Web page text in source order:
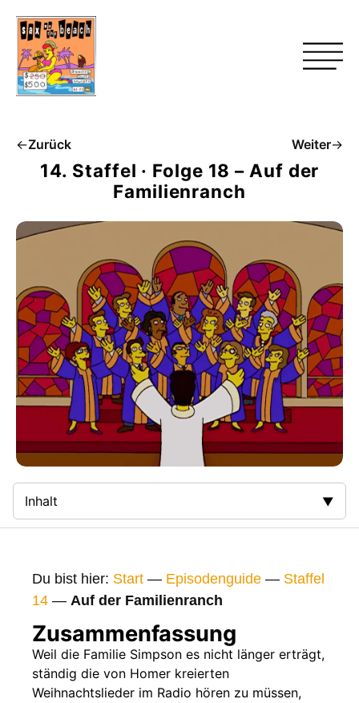
←Zurück Weiter→
14. Staffel · Folge 18 – Auf der
Familienranch
Inhalt
Gags
Gaststars
Fakten
Sendetermine
Du bist hier: Start — Episodenguide — Staffel
14 — Auf der Familienranch
Zusammenfassung
Weil die Familie Simpson es nicht länger erträgt,
ständig die von Homer kreierten
Weihnachtslieder im Radio hören zu müssen,